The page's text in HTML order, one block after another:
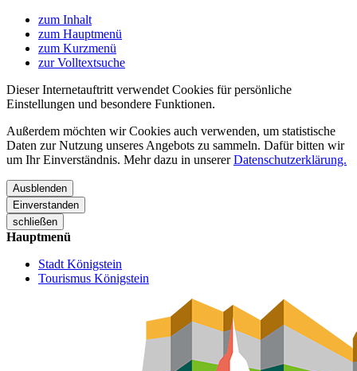
zum Inhalt
zum Hauptmenü
zum Kurzmenü
zur Volltextsuche
Dieser Internetauftritt verwendet Cookies für persönliche
Einstellungen und besondere Funktionen.
Außerdem möchten wir Cookies auch verwenden, um statistische
Daten zur Nutzung unseres Angebots zu sammeln. Dafür bitten wir
um Ihr Einverständnis. Mehr dazu in unsererDatenschutzerklärung.
Ausblenden
Einverstanden
schließen
Hauptmenü
Stadt Königstein
Tourismus Königstein